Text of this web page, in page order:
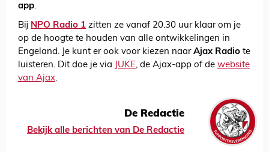
app.
Bij NPO Radio 1 zitten ze vanaf 20.30 uur klaar om je
op de hoogte te houden van alle ontwikkelingen in
Engeland. Je kunt er ook voor kiezen naar Ajax Radio te
luisteren. Dit doe je via
JUKE, de Ajax-app of de website
van Ajax.
De Redactie
Bekijk alle berichten van De Redactie